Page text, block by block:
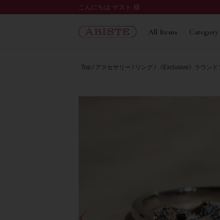
こんにちは ゲスト 様
All Items Category
Top アクセサリー リング 《Exclusive》ラウン